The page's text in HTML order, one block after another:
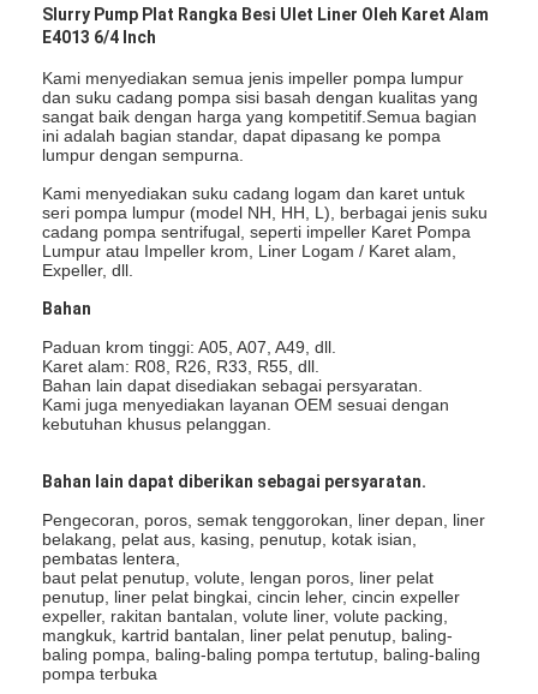
Slurry Pump Plat Rangka Besi Ulet Liner Oleh Karet Alam
E4013 6/4 Inch
Kami menyediakan semua jenis impeller pompa lumpur
dan suku cadang pompa sisi basah dengan kualitas yang
sangat baik dengan harga yang kompetitif.Semua bagian
ini adalah bagian standar, dapat dipasang ke pompa
lumpur dengan sempurna.
Kami menyediakan suku cadang logam dan karet untuk
seri pompa lumpur (model NH, HH, L), berbagai jenis suku
cadang pompa sentrifugal, seperti impeller Karet Pompa
Lumpur atau Impeller krom, Liner Logam / Karet alam,
Expeller, dll.
Bahan
Paduan krom tinggi: A05, A07, A49, dll.
Karet alam: R08, R26, R33, R55, dll.
Bahan lain dapat disediakan sebagai persyaratan.
Kami juga menyediakan layanan OEM sesuai dengan
kebutuhan khusus pelanggan.
Bahan lain dapat diberikan sebagai persyaratan.
Pengecoran, poros, semak tenggorokan, liner depan, liner
belakang, pelat aus, kasing, penutup, kotak isian,
pembatas lentera,
baut pelat penutup, volute, lengan poros, liner pelat
penutup, liner pelat bingkai, cincin leher, cincin expeller
expeller, rakitan bantalan, volute liner, volute packing,
mangkuk, kartrid bantalan, liner pelat penutup, baling-
baling pompa, baling-baling pompa tertutup, baling-baling
pompa terbuka